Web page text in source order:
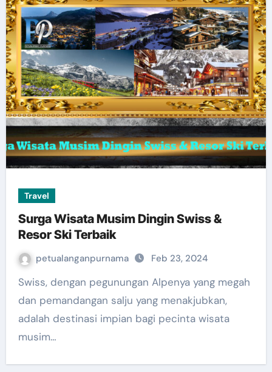
Travel
Surga Wisata Musim Dingin Swiss &
Resor Ski Terbaik
petualanganpurnama Feb 23, 2024
Swiss, dengan pegunungan Alpenya yang megah
dan pemandangan salju yang menakjubkan,
adalah destinasi impian bagi pecinta wisata
musim…